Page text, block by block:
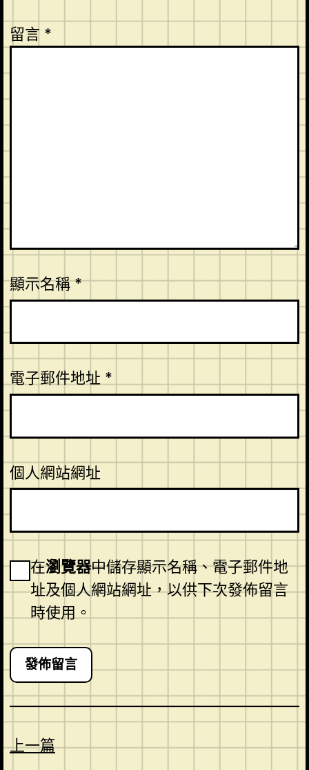
留言 *
顯示名稱*
電子郵件地址*
個人網站網址
在瀏覽器中儲存顯示名稱、電子郵件地
址及個人網站網址，以供下次發佈留言
時使用。
上一篇